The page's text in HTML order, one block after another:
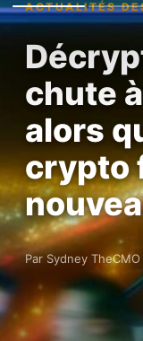
ACTUALITÉS
chute
alors
crypto
Par Sydney TheCMO